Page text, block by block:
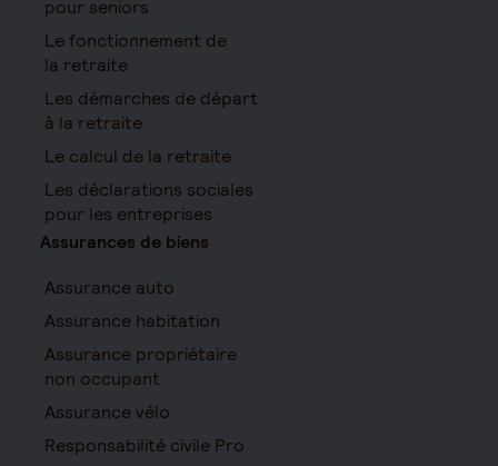
pour seniors
Le fonctionnement de
la retraite
Les démarches de départ
à la retraite
Le calcul de la retraite
Les déclarations sociales
pour les entreprises
Assurances de biens
Assurance auto
Assurance habitation
Assurance propriétaire
non occupant
Assurance vélo
Responsabilité civile Pro